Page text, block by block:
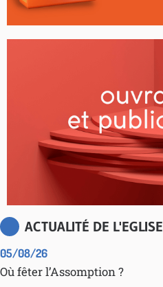
ACTUALITÉ DE L'EGLISE
05/08/26
Où fêter l’Assomption ?